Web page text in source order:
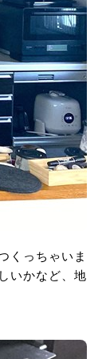
くっちゃいま
いかなど、地